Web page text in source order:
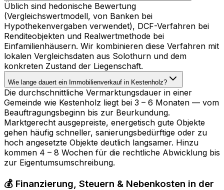
Üblich sind hedonische Bewertung
(Vergleichswertmodell, von Banken bei
Hypothekenvergaben verwendet), DCF-Verfahren bei
Renditeobjekten und Realwertmethode bei
Einfamilienhäusern. Wir kombinieren diese Verfahren mit
lokalen Vergleichsdaten aus Solothurn und dem
konkreten Zustand der Liegenschaft.
Wie lange dauert ein Immobilienverkauf in Kestenholz?
Die durchschnittliche Vermarktungsdauer in einer
Gemeinde wie Kestenholz liegt bei 3 – 6 Monaten — vom
Beauftragungsbeginn bis zur Beurkundung.
Marktgerecht ausgepreiste, energetisch gute Objekte
gehen häufig schneller, sanierungsbedürftige oder zu
hoch angesetzte Objekte deutlich langsamer. Hinzu
kommen 4 – 8 Wochen für die rechtliche Abwicklung bis
zur Eigentumsumschreibung.
💰 Finanzierung, Steuern & Nebenkosten in der